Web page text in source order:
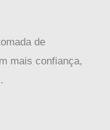
de
mais confiança,